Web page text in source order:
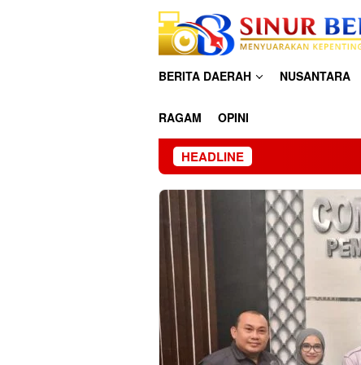
BERITA DAERAH NUSANTARA
RAGAM OPINI
HEADLINE